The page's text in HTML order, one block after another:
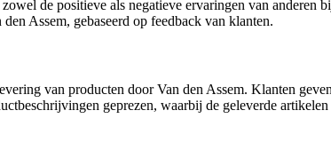
de positieve als negatieve ervaringen van anderen
Assem, gebaseerd op feedback van klanten.
van producten door Van den Assem. Klanten
geprezen, waarbij de geleverde